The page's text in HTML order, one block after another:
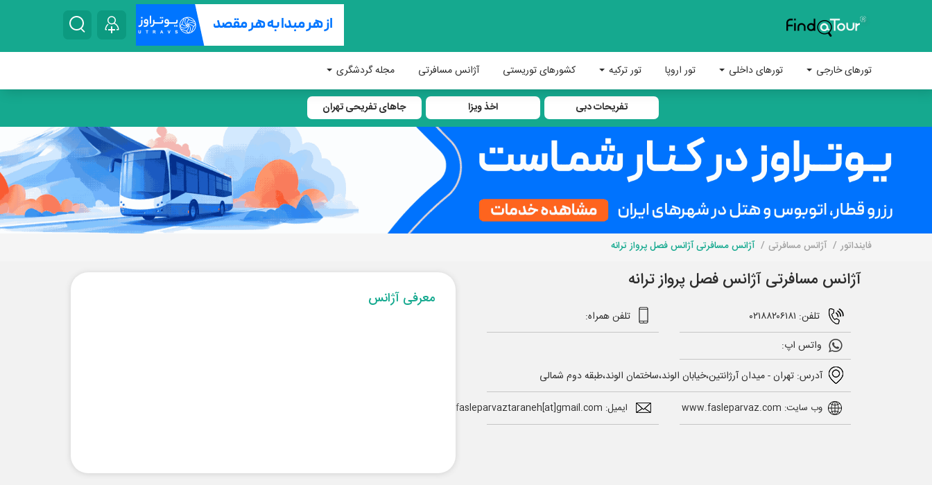
تورهای خارجی تورهای داخلی تور اروپا تور ترکیه کشورهای توریستی آژانس مسافرتی مجله گردشگری
تفریحات دبی اخذ ویزا جاهای تفریحی تهران
فاینداتور آژانس مسافرتی آژانس مسافرتی آژانس فصل پرواز ترانه
آژانس مسافرتی آژانس فصل پرواز ترانه
تلفن: ۰۲۱۸۸۲۰۶۱۸۱
تلفن همراه:
واتس اپ:
آدرس: تهران - میدان آرژانتین،خیابان الوند،ساختمان الوند،طبقه دوم شمالی
وب سایت: www.fasleparvaz.com ایمیل: fasleparvaztaraneh[at]gmail.com
معرفی آژانس